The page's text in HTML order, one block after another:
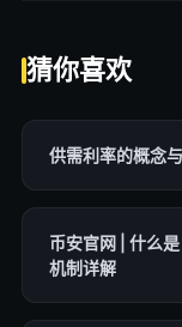
猜你喜欢
供需利率的概念
币安官网 | 什么
机制详解